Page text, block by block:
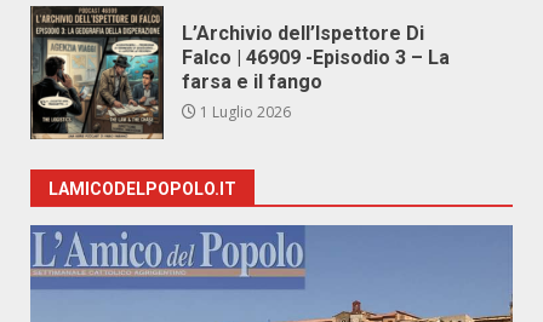
L’Archivio dell’Ispettore Di
Falco | 46909 -Episodio 3 – La
farsa e il fango
1 Luglio 2026
LAMICODELPOPOLO.IT